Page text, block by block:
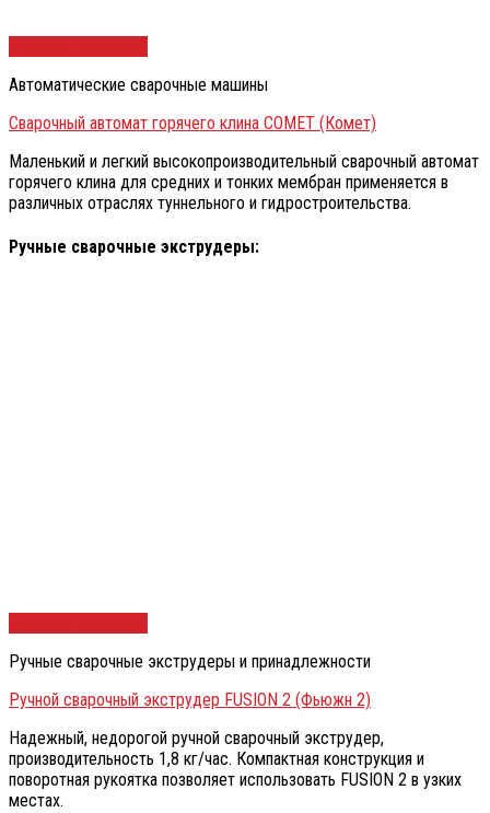
Автоматические сварочные машины
Сварочный автомат горячего клина COMET (Комет)
Маленький и легкий высокопроизводительный сварочный автомат
горячего клина для средних и тонких мембран применяется в
различных отраслях туннельного и гидростроительства.
Ручные сварочные экструдеры:
Ручные сварочные экструдеры и принадлежности
Ручной сварочный экструдер FUSION 2 (Фьюжн 2)
Надежный, недорогой ручной сварочный экструдер,
производительность 1,8 кг/час. Компактная конструкция и
поворотная рукоятка позволяет использовать FUSION 2 в узких
местах.